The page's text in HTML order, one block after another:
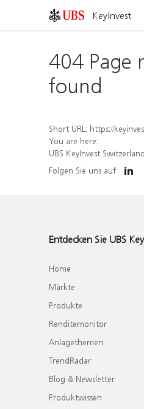
KeyInvest
404 Page
found
Short URL: https://keyinvest-
You are here:
UBS KeyInvest Switzerland
Folgen Sie uns auf
Entdecken Sie UBS
Home
Märkte
Produkte
Renditemonitor
Anlagethemen
TrendRadar
Blog & Newsletter
Produktwissen